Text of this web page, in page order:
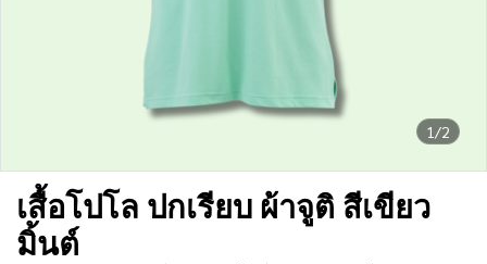
1/2
เสื้อโปโล ปกเรียบ ผ้าจูติ สีเขียว
มิ้นต์